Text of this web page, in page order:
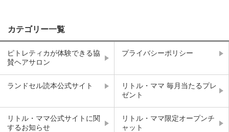
カテゴリー一覧
ピトレティカが体験できる協
賛ヘアサロン
プライバシーポリシー
ランドセル読本公式サイト
リトル・ママ 毎月当たるプレ
ゼント
リトル・ママ公式サイトに関
するお知らせ
リトル・ママ限定オープンチ
ャット